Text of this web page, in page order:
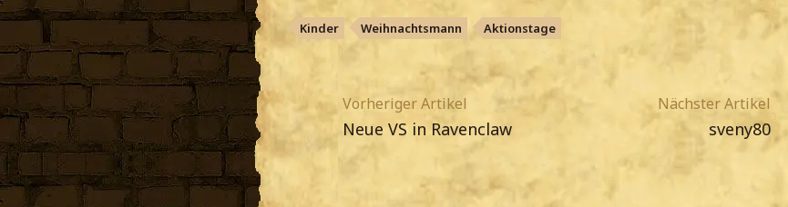
Kinder Weihnachtsmann Aktionstage
Vorheriger Artikel
Neue VS in Ravenclaw
Nächster Artikel
sveny80